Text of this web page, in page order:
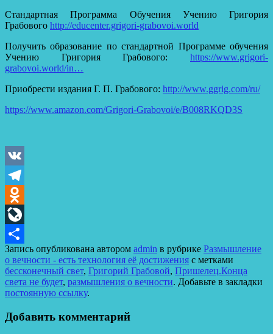
Стандартная Программа Обучения Учению Григория
Грабового http://educenter.grigori-grabovoi.world
Получить образование по стандартной Программе обучения
Учению Григория Грабового: https://www.grigori-
grabovoi.world/in…
Приобрести издания Г. П. Грабового: http://www.ggrig.com/ru/
https://www.amazon.com/Grigori-Grabovoi/e/B008RKQD3S
VK
Telegram
Odnoklassniki
LiveJournal
Отправить
Запись опубликована автором admin в рубрике Размышление
о вечности - есть технология её достижения с метками
бессконечный свет, Григорий Грабовой, Пришелец.Конца
света не будет, размышления о вечности. Добавьте в закладки
постоянную ссылку.
Добавить комментарий